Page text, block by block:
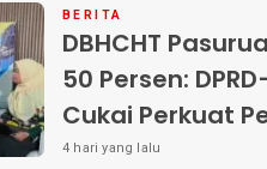
BERITA
DBHCHT
50 Persen:
Cukai Perkuat
Peredaran
4 hari yang lalu